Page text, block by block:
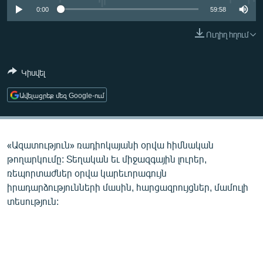
ՄԻՋԱԶԳԱՅԻՆ
ՄԵԿՆԱԲԱՆՈՒԹՅՈՒՆ
ՏՏ ԵՒ ԻՆՏԵՐՆԵՏ
ԿՈՐՈՆԱՎԻՐՈՒՍ
ՏԵՍԱՆՅՈՒԹԵՐ
ԲԱՆԱՎԵՃ
ՁԳՏԵԼՈՎ ԼԱՎԱԳՈՒՅՆԻՆ
0:00 59:58
Ուղիղ հղում
Կիսվել
Ավելացրեք մեզ Google-ում
«Ազատություն» ռադիոկայանի օրվա հիմնական
թողարկումը: Տեղական եւ միջազգային լուրեր,
ռեպորտաժներ օրվա կարեւորագույն
իրադարձությունների մասին, հարցազրույցներ, մամուլի
տեսություն: